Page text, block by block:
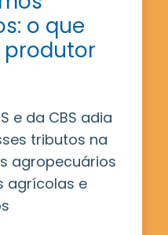
o que
e da CBS adia
tributos na
agropecuários
agrícolas e